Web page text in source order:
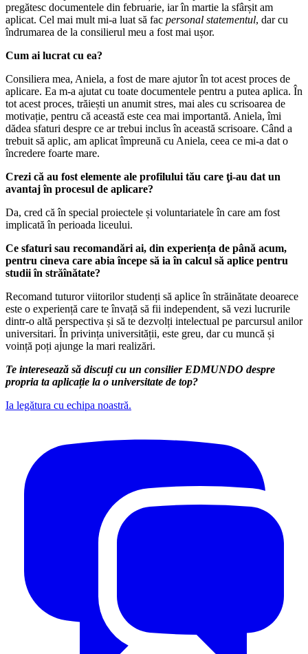
pregătesc documentele din februarie, iar în martie la sfârșit am
aplicat. Cel mai mult mi-a luat să fac personal statementul, dar cu
îndrumarea de la consilierul meu a fost mai ușor.
Cum ai lucrat cu ea?
Consiliera mea, Aniela, a fost de mare ajutor în tot acest proces de
aplicare. Ea m-a ajutat cu toate documentele pentru a putea aplica. În
tot acest proces, trăiești un anumit stres, mai ales cu scrisoarea de
motivație, pentru că această este cea mai importantă. Aniela, îmi
dădea sfaturi despre ce ar trebui inclus în această scrisoare. Când a
trebuit să aplic, am aplicat împreună cu Aniela, ceea ce mi-a dat o
încredere foarte mare.
Crezi că au fost elemente ale profilului tău care ţi-au dat un
avantaj în procesul de aplicare?
Da, cred că în special proiectele și voluntariatele în care am fost
implicată în perioada liceului.
Ce sfaturi sau recomandări ai, din experiența de până acum,
pentru cineva care abia începe să ia în calcul să aplice pentru
studii în străînătate?
Recomand tuturor viitorilor studenți să aplice în străinătate deoarece
este o experiență care te învață să fii independent, să vezi lucrurile
dintr-o altă perspectiva și să te dezvolți intelectual pe parcursul anilor
universitari. În privința universității, este greu, dar cu muncă și
voință poți ajunge la mari realizări.
Te interesează să discuți cu un consilier EDMUNDO despre
propria ta aplicație la o universitate de top?
Ia legătura cu echipa noastră.